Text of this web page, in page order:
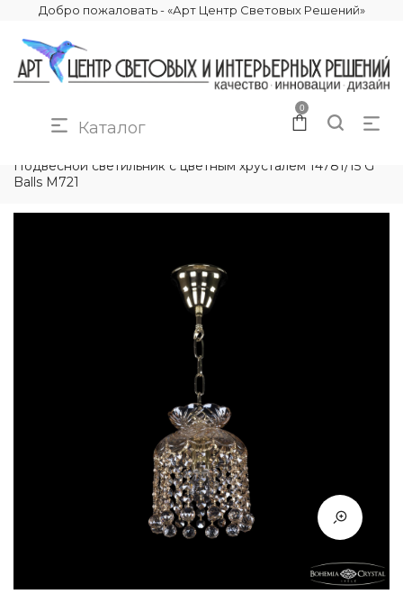
Добро пожаловать - «Арт Центр Световых Решений»
Каталог
0
Подвесной светильник с цветным хрусталём 14781/15 G
Balls M721